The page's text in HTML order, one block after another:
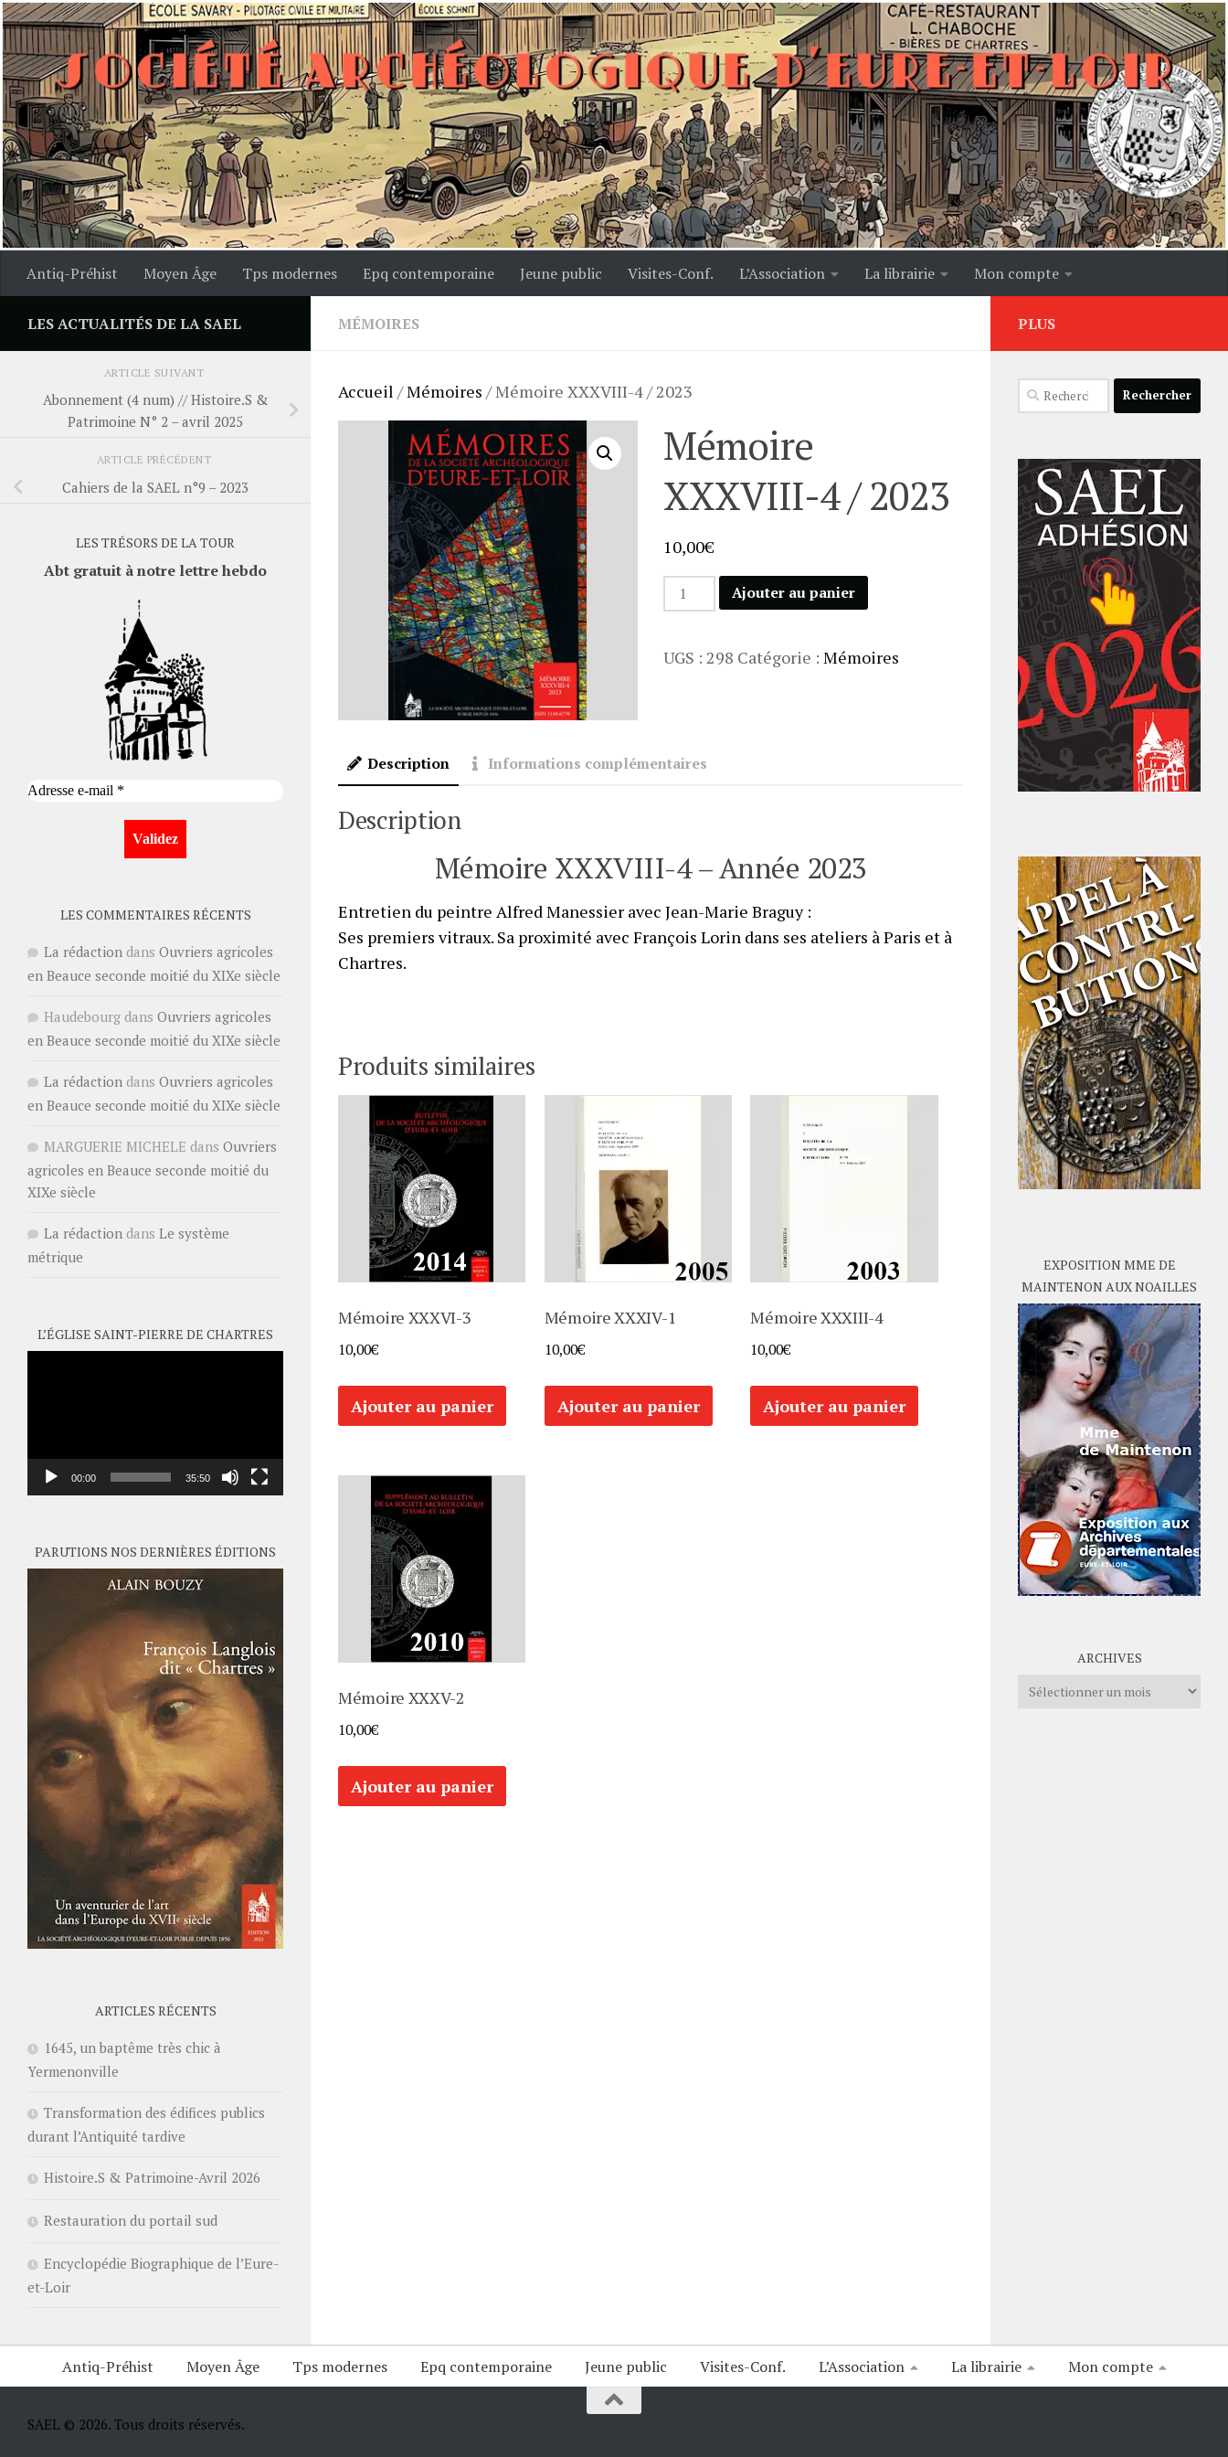
Skip to content
Antiq-Préhist Moyen Âge Tps modernes Epq contemporaine Jeune public Visites-Conf. L’Association La librairie Mon compte
MÉMOIRES
Accueil /Mémoires / Mémoire XXXVIII-4 / 2023
Mémoire
XXXVIII-4 / 2023
10,00€
quantité
de
XXXVIII-
Ajouter au panier
UGS : 298 Catégorie : Mémoires
Description Informations complémentaires
Description
Mémoire XXXVIII-4 – Année 2023
Entretien du peintre Alfred Manessier avec Jean-Marie Braguy :
Ses premiers vitraux. Sa proximité avec François Lorin dans ses ateliers à Paris et à
Chartres.
Produits similaires
Mémoire XXXVI-3
10,00€
Ajouter au panier
Mémoire XXXIV-1
10,00€
Ajouter au panier
Mémoire XXXIII-4
10,00€
Ajouter au panier
Mémoire XXXV-2
10,00€
Ajouter au panier
LES ACTUALITÉS DE LA SAEL
ARTICLE SUIVANT
Abonnement (4 num) // Histoire.S &
Patrimoine N° 2 – avril 2025
ARTICLE PRÉCÉDENT
Cahiers de la SAEL n°9 – 2023
LES TRÉSORS DE LA TOUR
Abt gratuit à notre lettre hebdo
LES COMMENTAIRES RÉCENTS
La rédaction dans Ouvriers agricoles
en Beauce seconde moitié du XIXe siècle
Haudebourg dans Ouvriers agricoles
en Beauce seconde moitié du XIXe siècle
La rédaction dans Ouvriers agricoles
en Beauce seconde moitié du XIXe siècle
MARGUERIE MICHELE dans Ouvriers
agricoles en Beauce seconde moitié du
XIXe siècle
La rédaction dans Le système
métrique
L’ÉGLISE SAINT-PIERRE DE CHARTRES
00:00 35:50
PARUTIONS NOS DERNIÈRES ÉDITIONS
ARTICLES RÉCENTS
1645, un baptême très chic à
Yermenonville
Transformation des édifices publics
durant l’Antiquité tardive
Histoire.S & Patrimoine-Avril 2026
Restauration du portail sud
Encyclopédie Biographique de l’Eure-
et-Loir
PLUS
Rechercher :
EXPOSITION MME DE
MAINTENON AUX NOAILLES
ARCHIVES
Archives
Antiq-Préhist Moyen Âge Tps modernes Epq contemporaine Jeune public Visites-Conf. L’Association La librairie Mon compte
SAEL © 2026. Tous droits réservés.